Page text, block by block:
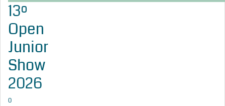
13º
Open
Junior
Show
2026
0